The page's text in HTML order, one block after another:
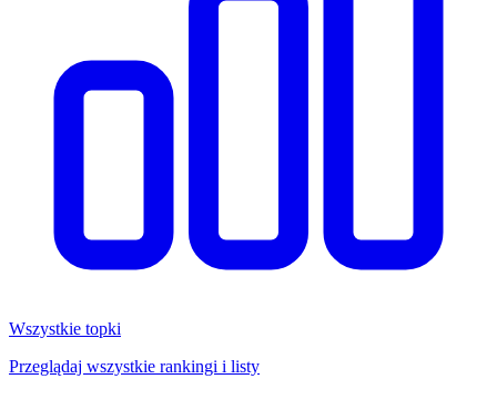
Wszystkie topki
Przeglądaj wszystkie rankingi i listy